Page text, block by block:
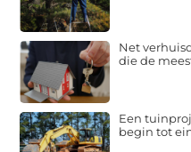
Net
die de
Een
begin tot